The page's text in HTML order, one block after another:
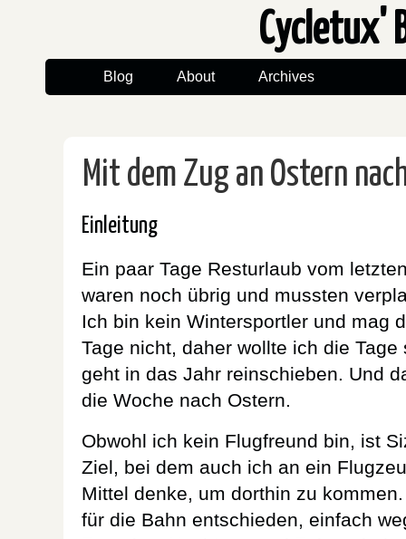
Cycletux'
Blog About Archives
Mit dem Zug an Ostern
Einleitung
Ein paar Tage Resturlaub vom
waren noch übrig und mussten
Ich bin kein Wintersportler und mag
Tage nicht, daher wollte ich die Tage
geht in das Jahr reinschieben. Und
die Woche nach Ostern.
Obwohl ich kein Flugfreund bin, ist
Ziel, bei dem auch ich an ein
Mittel denke, um dorthin zu
für die Bahn entschieden, einfach